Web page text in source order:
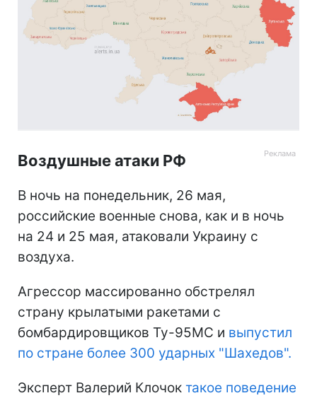
Воздушные атаки РФ
В ночь на понедельник, 26 мая,
российские военные снова, как и в ночь
на 24 и 25 мая, атаковали Украину с
воздуха.
Агрессор массированно обстрелял
страну крылатыми ракетами с
бомбардировщиков Ту-95МС и выпустил
по стране более 300 ударных "Шахедов".
Эксперт Валерий Клочок такое поведение